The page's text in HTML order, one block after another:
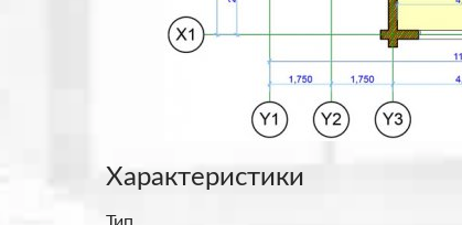
Характеристики